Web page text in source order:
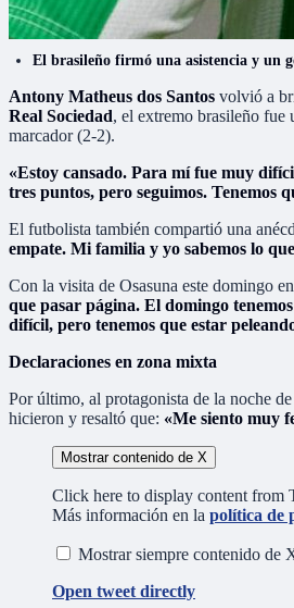
El brasileño firmó una asistencia y un
Antony Matheus dos Santos volvió a
Real Sociedad, el extremo brasileño fue
marcador (2-2).
«Estoy cansado. Para mí fue muy
tres puntos, pero seguimos. Tenemos
El futbolista también compartió una
empate. Mi familia y yo sabemos lo
Con la visita de Osasuna este domingo
que pasar página. El domingo
difícil, pero tenemos que estar
Declaraciones en zona mixta
Por último, al protagonista de la noche
hicieron y resaltó que: «Me siento muy
Mostrar contenido de X
Click here to display content from
Más información en la política de
Mostrar siempre contenido de
Open tweet directly